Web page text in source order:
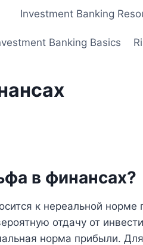
Investment Banking
Banking Basics
в финансах?
к нереальной
отдачу от
норма прибыли.